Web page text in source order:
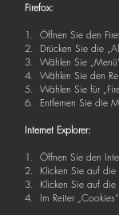
Firefox:
1. Öffnen Sie den
2. Drücken Sie die
3. Wählen Sie
4. Wählen Sie den
5. Wählen Sie für
6. Entfernen Sie die
Internet Explorer:
1. Öffnen Sie den
2. Klicken Sie auf die
3. Klicken Sie auf die
4. Im Reiter